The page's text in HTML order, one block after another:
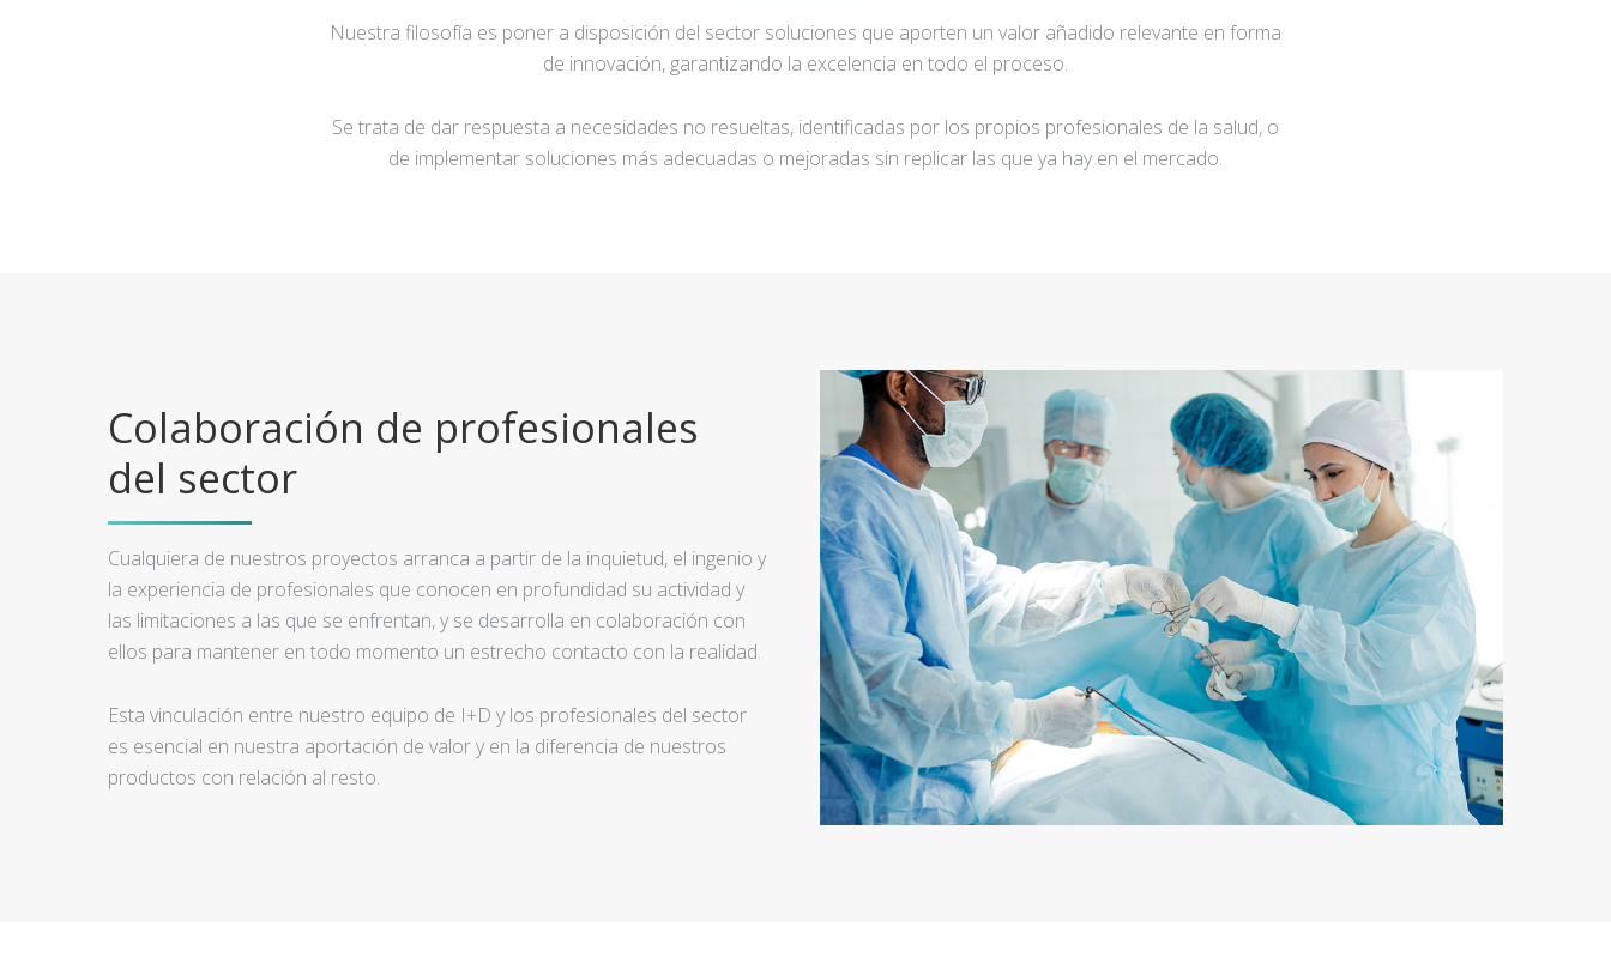
Nuestra filosofía es poner a disposición del sector soluciones que aporten un valor añadido relevante en forma
de innovación, garantizando la excelencia en todo el proceso.
Se trata de dar respuesta a necesidades no resueltas, identificadas por los propios profesionales de la salud, o
de implementar soluciones más adecuadas o mejoradas sin replicar las que ya hay en el mercado.
Colaboración de profesionales
del sector
Cualquiera de nuestros proyectos arranca a partir de la inquietud, el ingenio y
la experiencia de profesionales que conocen en profundidad su actividad y
las limitaciones a las que se enfrentan, y se desarrolla en colaboración con
ellos para mantener en todo momento un estrecho contacto con la realidad.
Esta vinculación entre nuestro equipo de I+D y los profesionales del sector
es esencial en nuestra aportación de valor y en la diferencia de nuestros
productos con relación al resto.